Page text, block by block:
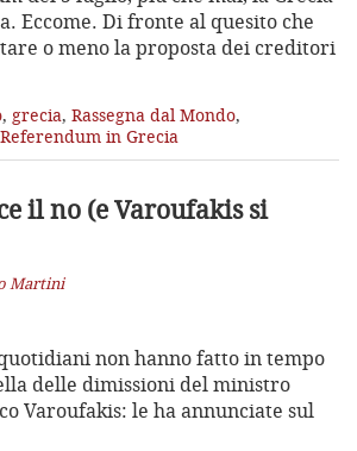
Eccome. Di fronte al quesito che
o meno la proposta dei creditori
, grecia, Rassegna dal Mondo,
Referendum in Grecia
il no (e Varoufakis si
Martini
non hanno fatto in tempo
delle dimissioni del ministro
Varoufakis: le ha annunciate sul